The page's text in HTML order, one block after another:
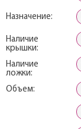
Назначение:
Наличие
крышки:
Наличие
ложки:
Объем: